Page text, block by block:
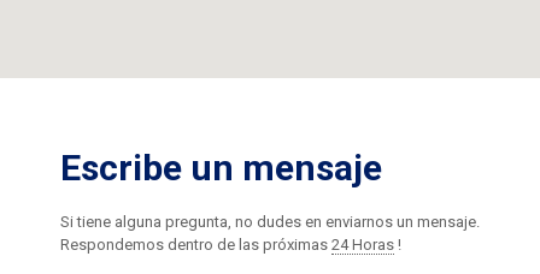
Escribe un mensaje
Si tiene alguna pregunta, no dudes en enviarnos un mensaje.
Respondemos dentro de las próximas 24 Horas !